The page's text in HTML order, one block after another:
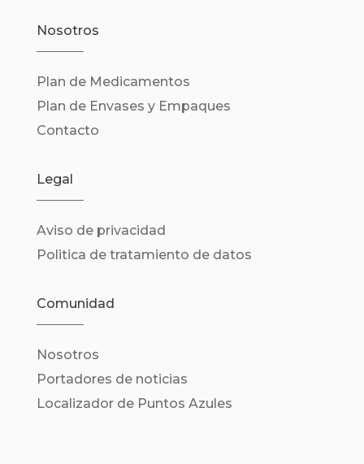
Nosotros
Plan de Medicamentos
Plan de Envases y Empaques
Contacto
Legal
Aviso de privacidad
Politica de tratamiento de datos
Comunidad
Nosotros
Portadores de noticias
Localizador de Puntos Azules